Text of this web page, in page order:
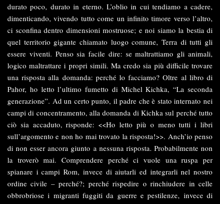
durato poco, durato in eterno. L’oblio in cui tendiamo a cadere,
dimenticando, vivendo tutto come un infinito timore verso l’altro,
ci sconfina dentro dimensioni mostruose; e noi siamo la bestia di
quel territorio gigante chiamato luogo comune, Terra di tutti gli
essere viventi. Penso sia facile dire: se maltrattiamo gli animali,
logico maltrattare i propri simili. Ma credo sia più difficile trovare
una risposta alla domanda: perché lo facciamo? Oltre al libro di
Pahor, ho letto l’ultimo fumetto di Michel Kichka, “La seconda
generazione”. Ad un certo punto, il padre che è stato internato nei
campi di concentramento, alla domanda di Kichka sul perché tutto
ciò sia accaduto, risponde: <<Ho letto più o meno tutti i libri
sull’argomento e non ho mai trovato la risposta!>>. Anch’io penso
di non esser ancora giunto a nessuna risposta. Probabilmente non
la troverò mai. Comprendere perché ci vuole una ruspa per
spianare i campi Rom, invece di aiutarli ed integrarli nel nostro
ordine civile – perché?; perché rispedire o rinchiudere in celle
obbrobriose i migranti fuggiti da guerre e pestilenze, invece di